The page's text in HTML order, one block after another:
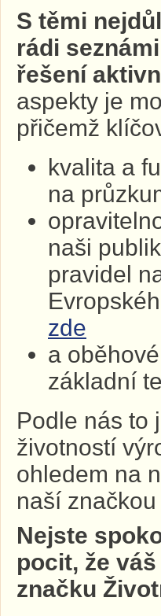
S těmi
rádi
řešení
aspekty je
přičemž
kvalita a
na
naši
pravidel
zde
a
základní
Podle nás to
životností
ohledem na
naší
Nejste
pocit, že
značku